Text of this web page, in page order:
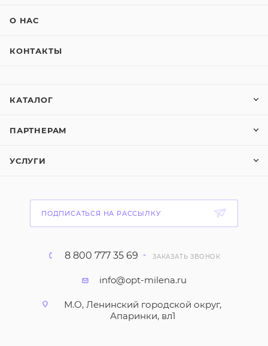
О НАС
КОНТАКТЫ
КАТАЛОГ
ПАРТНЕРАМ
УСЛУГИ
ПОДПИСАТЬСЯ НА РАССЫЛКУ
8 800 777 35 69 ЗАКАЗАТЬ ЗВОНОК
info@opt-milena.ru
М.О, Ленинский городской округ,
Апаринки, вл1